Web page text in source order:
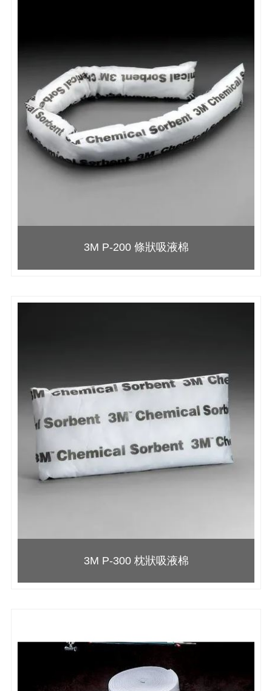
3M P-200 條狀吸液棉
3M P-300 枕狀吸液棉